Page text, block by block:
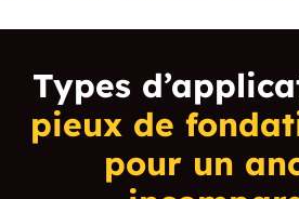
Types
pieux de
pour un